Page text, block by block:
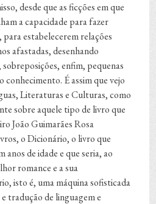
desde que as ficções em que
a capacidade para fazer
para estabelecerem relações
afastadas, desenhando
enfim, pequenas
conhecimento. É assim que vejo
Literaturas e Culturas, como
sobre aquele tipo de livro que
João Guimarães Rosa
o Dicionário, o livro que
anos de idade e que seria, ao
romance e a sua
isto é, uma máquina sofisticada
tradução de linguagem e